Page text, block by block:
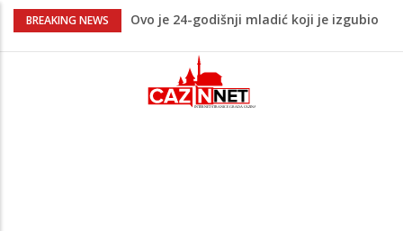
BREAKING NEWS
Ovo je 24-godišnji mladić koji je izgubio
Na Ahiret preselio LJUBIJANKIĆ (Hasan)
Na Ahiret preselio HALILOVIĆ (Smajil)